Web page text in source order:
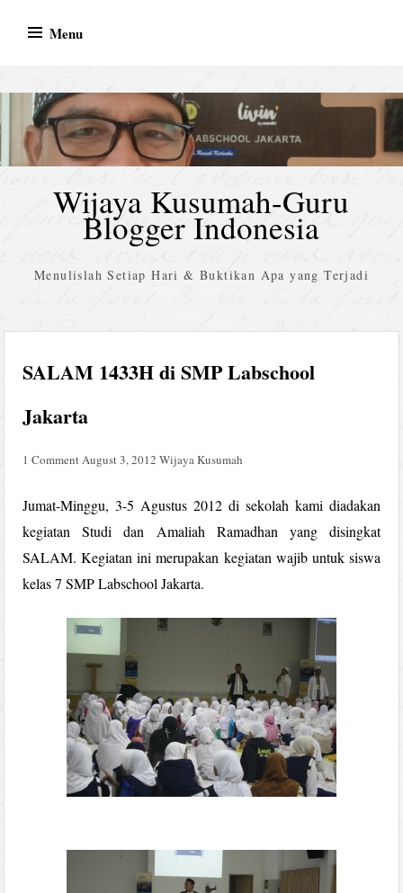
Menu
Wijaya Kusumah-Guru
Blogger Indonesia
Menulislah Setiap Hari & Buktikan Apa yang Terjadi
SALAM 1433H di SMP Labschool
Jakarta
1 Comment August 3, 2012 Wijaya Kusumah
Jumat-Minggu, 3-5 Agustus 2012 di sekolah kami diadakan
kegiatan Studi dan Amaliah Ramadhan yang disingkat
SALAM. Kegiatan ini merupakan kegiatan wajib untuk siswa
kelas 7 SMP Labschool Jakarta.